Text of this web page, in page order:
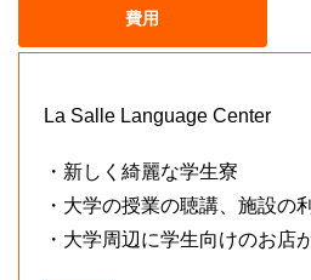
費用
La Salle Language Center
・新しく綺麗な学生寮
・大学の授業の聴講、施設の
・大学周辺に学生向けのお店